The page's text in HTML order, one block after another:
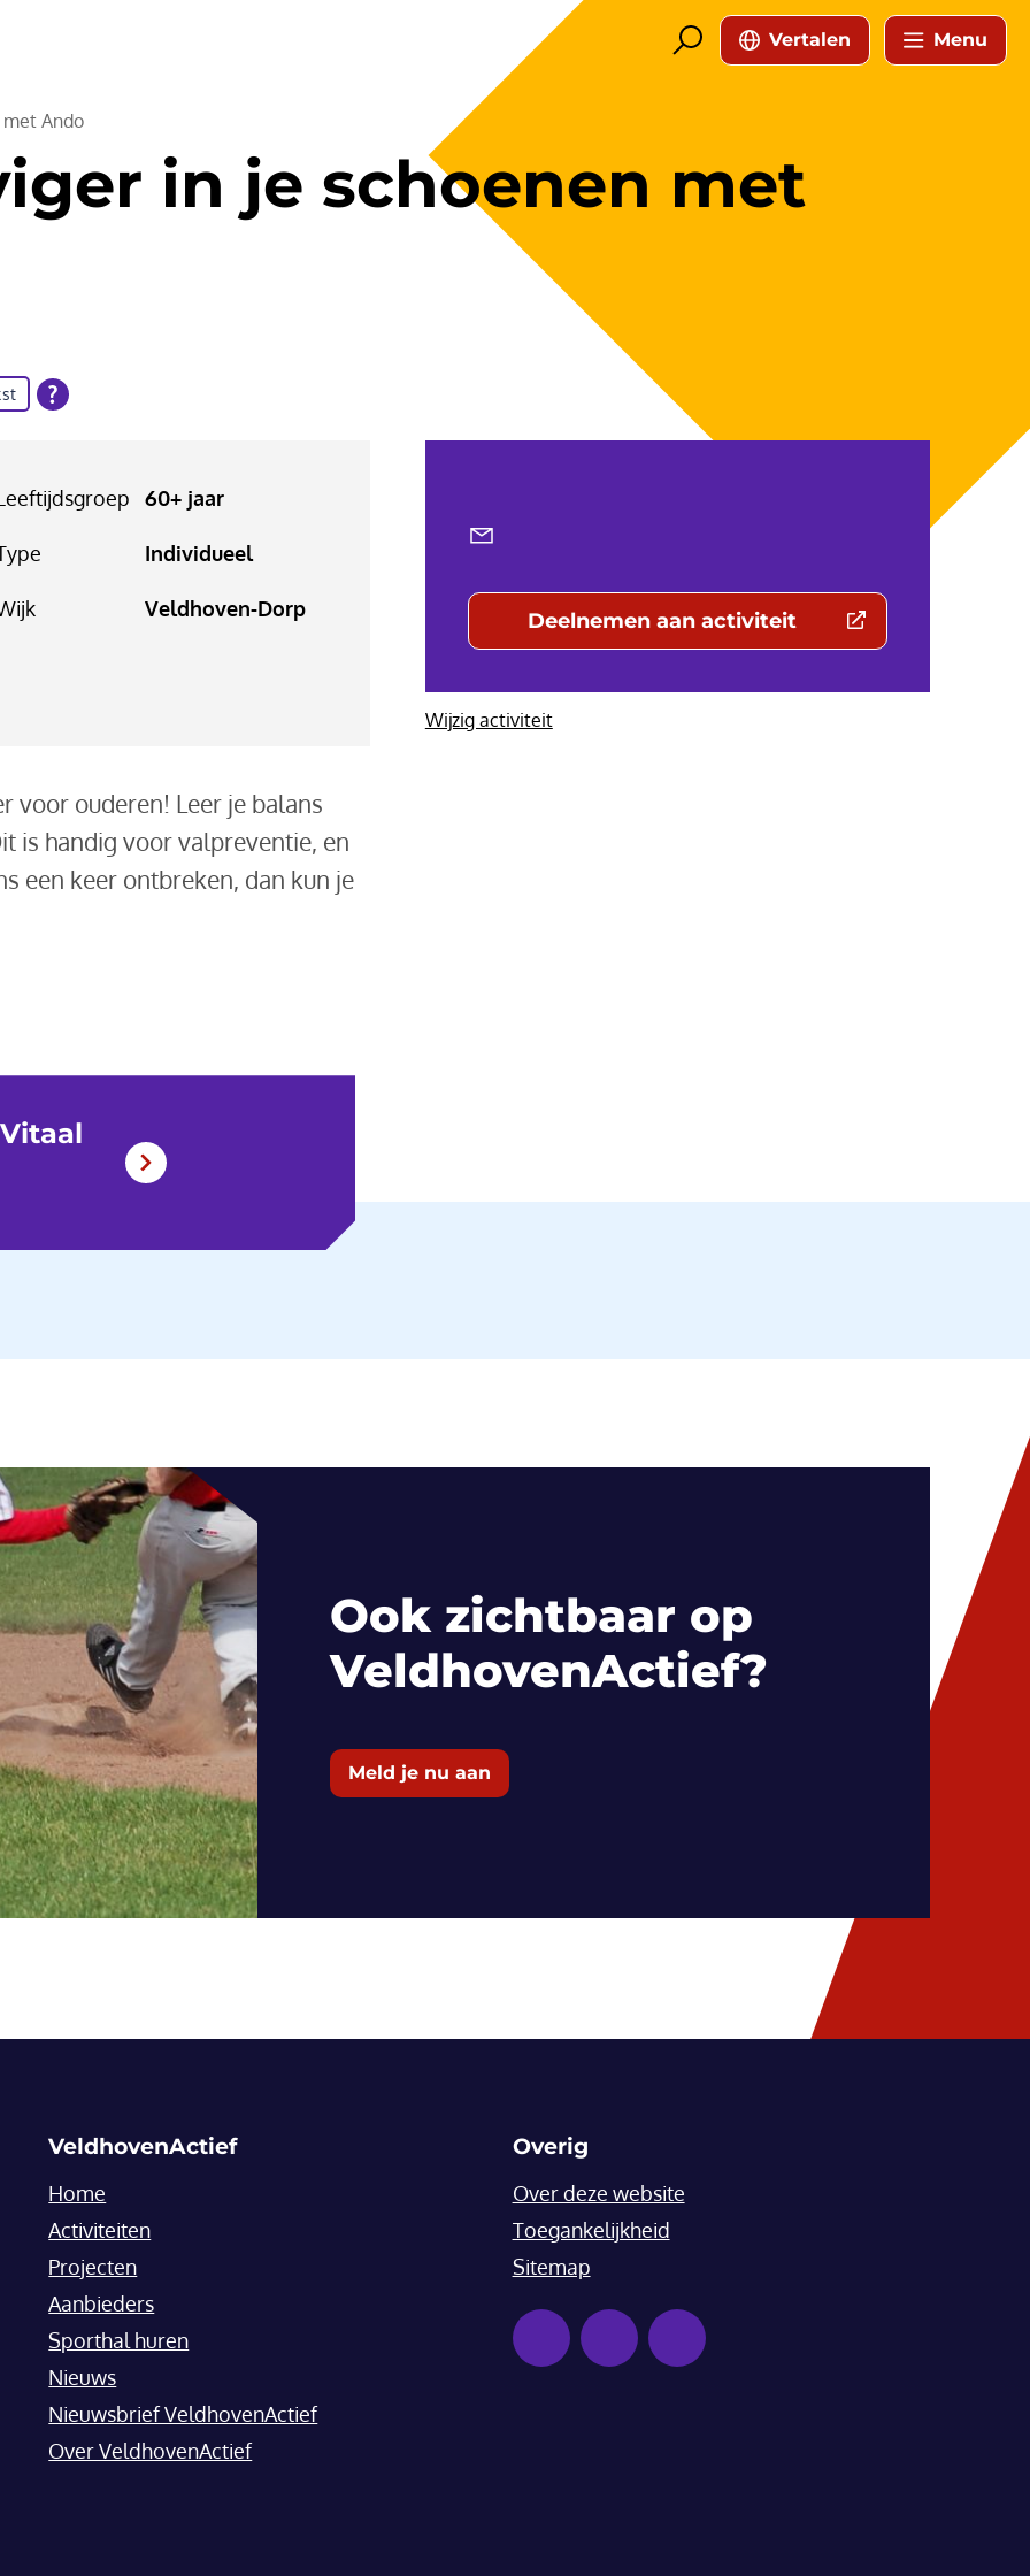
Vertalen Menu
Ando
in je schoenen met
60+ jaar
Individueel
Veldhoven-Dorp
voor ouderen! Leer je balans
is handig voor valpreventie, en
een keer ontbreken, dan kun je
Deelnemen aan activiteit
(Deze link gaat naar een externe
Wijzig activiteit
Ook zichtbaar op
VeldhovenActief?
Meld je nu aan
VeldhovenActief
Home
Activiteiten
Projecten
Aanbieders
Sporthal huren
Nieuws
Nieuwsbrief VeldhovenActief
Over VeldhovenActief
Overig
Over deze website
Toegankelijkheid
Sitemap